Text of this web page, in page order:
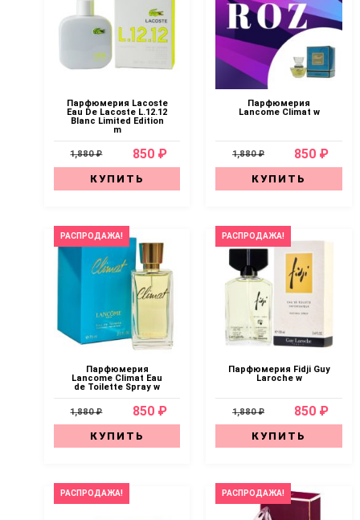
Парфюмерия Lacoste
Eau De Lacoste L.12.12
Blanc Limited Edition
m
1,880 ₽ 850 ₽
КУПИТЬ
Парфюмерия
Lancome Climat w
1,880 ₽ 850 ₽
КУПИТЬ
РАСПРОДАЖА!
Парфюмерия
Lancome Climat Eau
de Toilette Spray w
1,880 ₽ 850 ₽
КУПИТЬ
РАСПРОДАЖА!
Парфюмерия Fidji Guy
Laroche w
1,880 ₽ 850 ₽
КУПИТЬ
РАСПРОДАЖА! РАСПРОДАЖА!